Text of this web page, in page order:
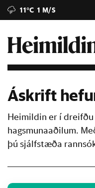
11°C 1 M/S
Áskrift
Heimildin er í
hagsmunaaðilum.
þú sjálfstæða